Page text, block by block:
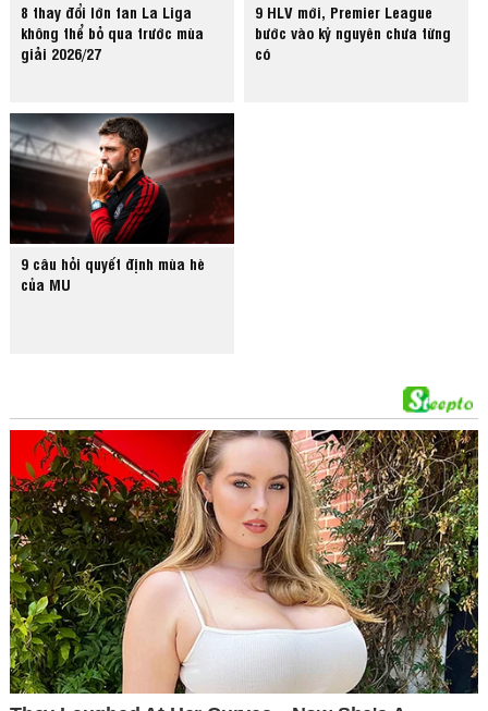
8 thay đổi lớn fan La Liga
không thể bỏ qua trước mùa
giải 2026/27
9 HLV mới, Premier League
bước vào kỷ nguyên chưa từng
có
9 câu hỏi quyết định mùa hè
của MU